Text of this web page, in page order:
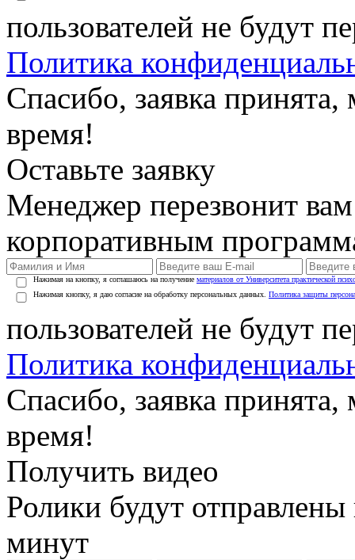
пользователей не будут
Политика
Спасибо, заявка
время!
Оставьте заявку
Менеджер перезвонит
корпоративным
Нажимая на кнопку, я соглашаюсь на получение материалов от Университета практической
Нажимая кнопку, я даю согласие на обработку персональных данных. Политика защиты
пользователей не будут
Политика
Спасибо, заявка
время!
Получить видео
Ролики будут
минут